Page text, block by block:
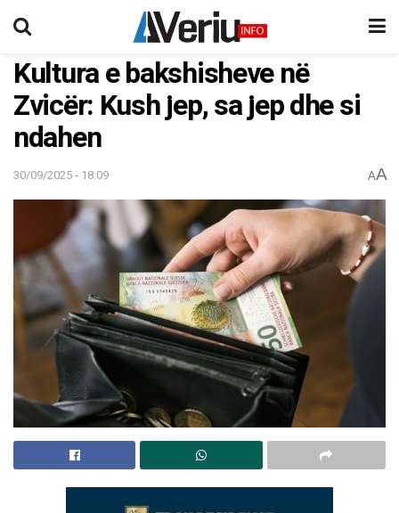
Kultura e bakshisheve në
Zvicër: Kush jep, sa jep dhe si
ndahen
30/09/2025 - 18:09 AA